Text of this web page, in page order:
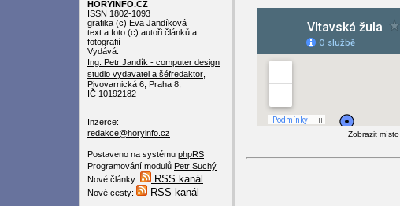
HORYINFO.CZ
ISSN 1802-1093
grafika (c) Eva Jandíková
text a foto (c) autoři článků a
fotografií
Vydává:
Ing. Petr Jandík - computer design
studio vydavatel a šéfredaktor
Pivovarnická 6, Praha 8,
IČ 10192182
Inzerce:
redakce@horyinfo.cz
Postaveno na systému phpRS
Programování modulů Petr Suchý
Nové články:
RSS kanál
Nové cesty: RSS kanál
Zobrazit místo